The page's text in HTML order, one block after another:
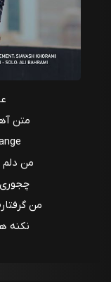
متن
من دلم
من
نکنه